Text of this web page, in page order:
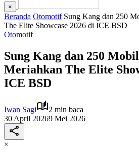
×
Beranda Otomotif Sung Kang dan 250
The Elite Showcase 2026 di ICE BSD
Otomotif
Sung Kang dan 250
Meriahkan The Elite
ICE BSD
Iwan Sagi
2 min baca
30 April 20269 Mei 2026
×